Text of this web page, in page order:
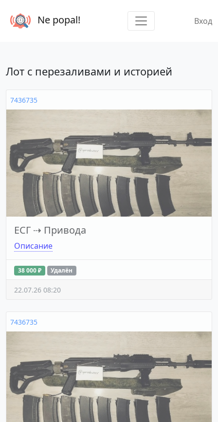
Ne popal! Вход
Лот с перезаливами и историей
7436735
ЕСГ ⇢ Привода
Описание
38 000 ₽ Удалён
22.07.26 08:20
7436735